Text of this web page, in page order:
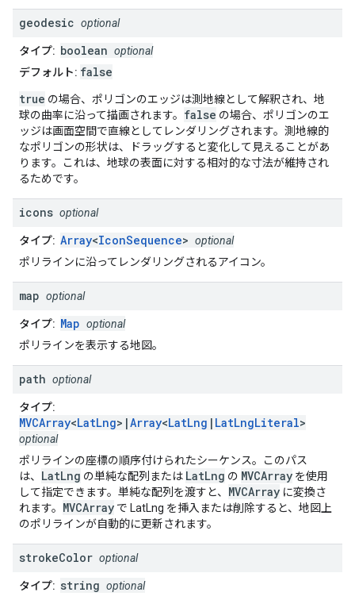
geodesic optional
タイプ: boolean optional
デフォルト: false
true の場合、ポリゴンのエッジは測地線として解釈され、地
球の曲率に沿って描画されます。 false の場合、ポリゴンのエ
ッジは画面空間で直線としてレンダリングされます。測地線的
なポリゴンの形状は、ドラッグすると変化して見えることがあ
ります。これは、地球の表面に対する相対的な寸法が維持され
るためです。
icons optional
タイプ: Array<IconSequence> optional
ポリラインに沿ってレンダリングされるアイコン。
map optional
タイプ: Map optional
ポリラインを表示する地図。
path optional
タイプ:
MVCArray<LatLng>|Array<LatLng | LatLngLiteral>
optional
ポリラインの座標の順序付けられたシーケンス。このパス
は、 LatLng の単純な配列または LatLng の MVCArray を使用
して指定できます。単純な配列を渡すと、 MVCArray に変換さ
れます。 MVCArray で LatLng を挿入または削除すると、地図上
のポリラインが自動的に更新されます。
strokeColor optional
タイプ: string optional